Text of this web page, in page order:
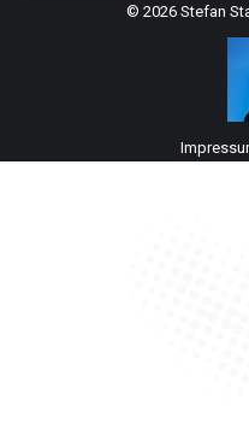
© 2026 Stefan